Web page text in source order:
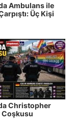
Ambulans ile
Üç Kişi
Christopher
Coşkusu